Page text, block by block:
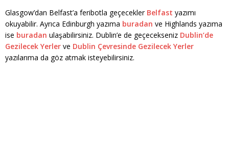
Glasgow’dan Belfast’a feribotla geçecekler Belfast yazımı
okuyabilir. Ayrıca Edinburgh yazıma buradan ve Highlands yazıma
ise buradan ulaşabilirsiniz. Dublin’e de geçecekseniz Dublin’de
Gezilecek Yerler ve Dublin Çevresinde Gezilecek Yerler
yazılarıma da göz atmak isteyebilirsiniz.